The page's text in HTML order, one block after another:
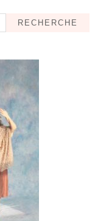
RECHERCHE